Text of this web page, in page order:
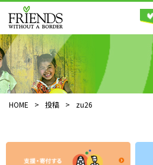
HOME > 投稿 > zu26